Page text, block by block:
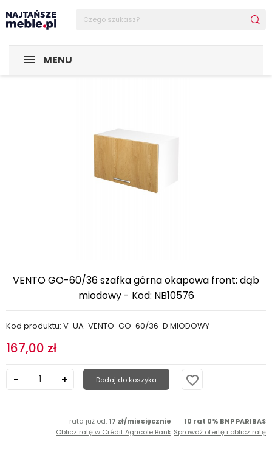
MENU
Sklep Najtańsze-meble
VENTO GO-60/36 szafka górna okapowa front: dąb
miodowy - Kod: NB10576
Kod produktu: V-UA-VENTO-GO-60/36-D.MIODOWY
167,00 zł
Dodaj do koszyka favorite_border
rata już od: 17 zł/miesięcznie
Oblicz ratę w Crédit Agricole Bank
10 rat 0% BNP PARIBAS
Sprawdź ofertę i oblicz ratę